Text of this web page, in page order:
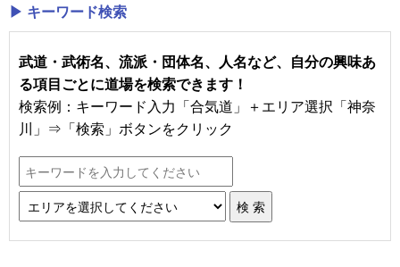
▶ キーワード検索
武道・武術名、流派・団体名、人名など、自分の興味あ
る項目ごとに道場を検索できます！
検索例：キーワード入力「合気道」＋エリア選択「神奈
川」⇒「検索」ボタンをクリック